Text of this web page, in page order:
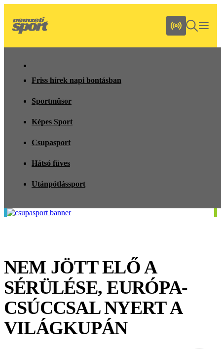
Friss hírek napi bontásban
Sportműsor
Képes Sport
Csupasport
Hátsó füves
Utánpótlássport
NEM JÖTT ELŐ A
SÉRÜLÉSE, EURÓPA-
CSÚCCSAL NYERT A
VILÁGKUPÁN